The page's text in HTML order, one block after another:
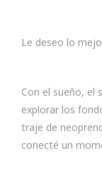
Le deseo lo
Con el sueño, el
explorar los
traje de
conecté un